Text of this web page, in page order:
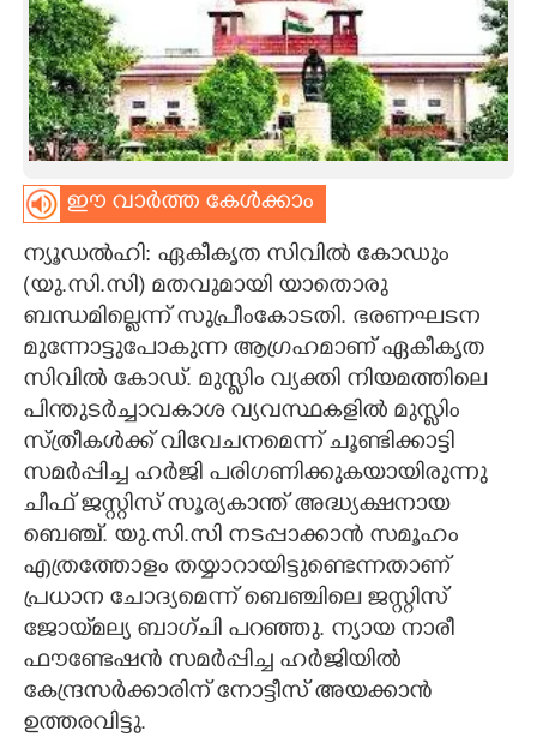
INFO+
ART
ASTRO
CARTOONS
LITERATURE
ZOOM
CONTACT US
ഈ വാർത്ത കേൾക്കാം
ന്യൂഡൽഹി: ഏകീകൃത സിവിൽ കോഡും
(യു.സി.സി) മതവുമായി യാതൊരു
ബന്ധമില്ലെന്ന് സുപ്രീംകോടതി. ഭരണഘടന
മുന്നോട്ടുപോകുന്ന ആഗ്രഹമാണ് ഏകീകൃത
സിവിൽ കോഡ്. മുസ്ലിം വ്യക്തി നിയമത്തിലെ
പിന്തുടർച്ചാവകാശ വ്യവസ്ഥകളിൽ മുസ്ലിം
സ്ത്രീകൾക്ക് വിവേചനമെന്ന് ചൂണ്ടിക്കാട്ടി
സമർപ്പിച്ച ഹ‌ർജി പരിഗണിക്കുകയായിരുന്നു
ചീഫ് ജസ്റ്റിസ് സൂര്യകാന്ത് അദ്ധ്യക്ഷനായ
ബെഞ്ച്. യു.സി.സി നടപ്പാക്കാൻ സമൂഹം
എത്രത്തോളം തയ്യാറായിട്ടുണ്ടെന്നതാണ്
പ്രധാന ചോദ്യമെന്ന് ബെഞ്ചിലെ ജസ്റ്റിസ്
ജോയ്‌മല്യ ബാഗ്ചി പറഞ്ഞു. ന്യായ നാരീ
ഫൗണ്ടേഷൻ സമ‌ർപ്പിച്ച ഹർജിയിൽ
കേന്ദ്രസർക്കാരിന് നോട്ടീസ് അയക്കാൻ
ഉത്തരവിട്ടു.